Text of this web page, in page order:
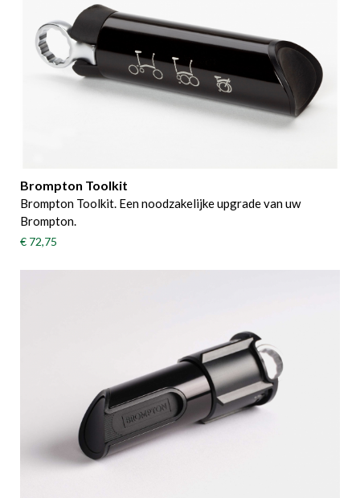
Brompton Toolkit
Brompton Toolkit. Een noodzakelijke upgrade van uw
Brompton.
€ 72,75